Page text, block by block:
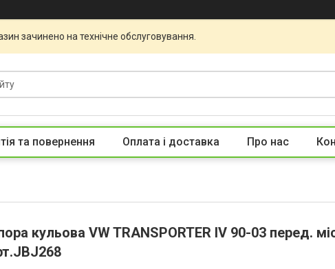
зачинено на технічне обслуговування.
та повернення Оплата і доставка Про нас
кульова VW TRANSPORTER IV 90-03 перед.